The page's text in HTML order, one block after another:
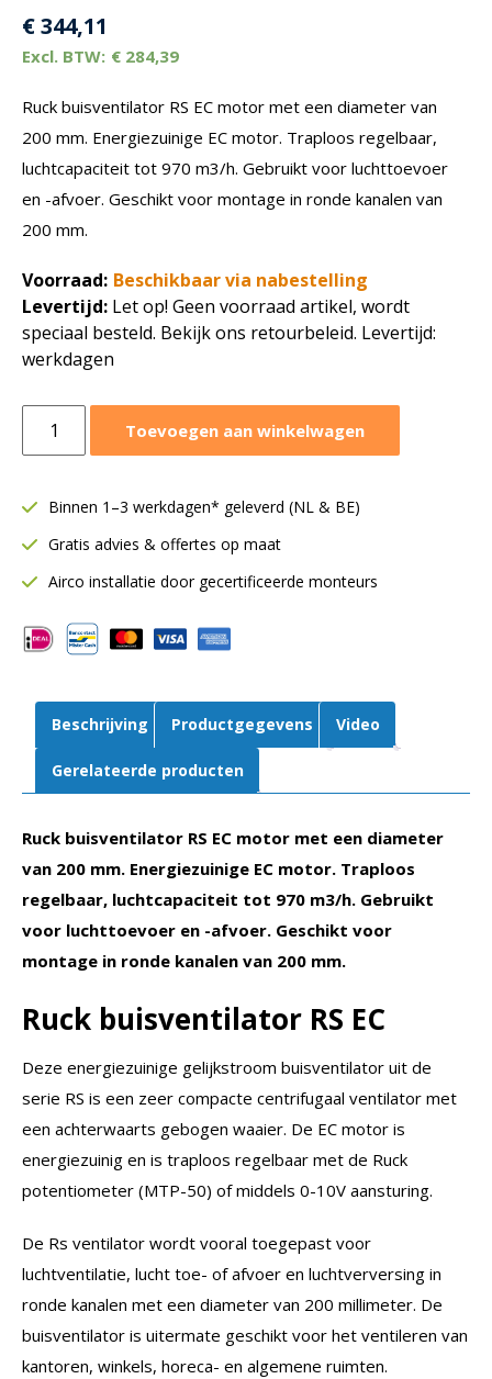
€344,11
€ 284,39
Ruck buisventilator RS EC motor met een diameter van
200 mm. Energiezuinige EC motor. Traploos regelbaar,
luchtcapaciteit tot 970 m3/h. Gebruikt voor luchttoevoer
en -afvoer. Geschikt voor montage in ronde kanalen van
200 mm.
Voorraad: Beschikbaar via nabestelling
Levertijd: Let op! Geen voorraad artikel, wordt
speciaal besteld. Bekijk ons retourbeleid. Levertijd:
werkdagen
buisventilator
EC
Ø200
mm
970
m³/h
RS
aantal
Toevoegen aan winkelwagen
Binnen 1–3 werkdagen* geleverd (NL & BE)
Gratis advies & offertes op maat
Airco installatie door gecertificeerde monteurs
Beschrijving Productgegevens Video
Gerelateerde producten
Ruck buisventilator RS EC motor met een diameter
van 200 mm. Energiezuinige EC motor. Traploos
regelbaar, luchtcapaciteit tot 970 m3/h. Gebruikt
voor luchttoevoer en -afvoer. Geschikt voor
montage in ronde kanalen van 200 mm.
Ruck buisventilator RS EC
Deze energiezuinige gelijkstroom buisventilator uit de
serie RS is een zeer compacte centrifugaal ventilator met
een achterwaarts gebogen waaier. De EC motor is
energiezuinig en is traploos regelbaar met de Ruck
potentiometer (MTP-50) of middels 0-10V aansturing.
De Rs ventilator wordt vooral toegepast voor
luchtventilatie, lucht toe- of afvoer en luchtverversing in
ronde kanalen met een diameter van 200 millimeter. De
buisventilator is uitermate geschikt voor het ventileren van
kantoren, winkels, horeca- en algemene ruimten.